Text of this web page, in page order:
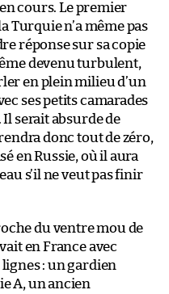
cours. Le premier
Turquie n’a même pas
réponse sur sa copie
devenu turbulent,
en plein milieu d’un
ses petits camarades
serait absurde de
donc tout de zéro,
en Russie, où il aura
s’il ne veut pas finir
du ventre mou de
en France avec
: un gardien
A, un ancien